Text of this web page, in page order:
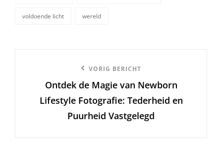
voldoende licht wereld
bericht
VORIG BERICHT
Ontdek de Magie van Newborn
Lifestyle Fotografie: Tederheid en
Puurheid Vastgelegd